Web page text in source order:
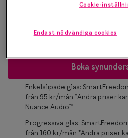
Osäker på vilken storlek du har?
Boka
Enkelslipade glas:
från 95 kr/mån *Andra priser
Nuance Audio™
Progressiva glas:
från 160 kr/mån *Andra priser
Cookie-
Endast nödvändiga cookies